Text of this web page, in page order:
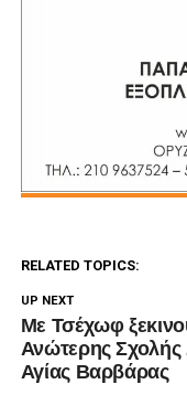
RELATED TOPICS:
UP NEXT
Με Τσέχωφ
Ανώτερης
Αγίας Βαρβάρας